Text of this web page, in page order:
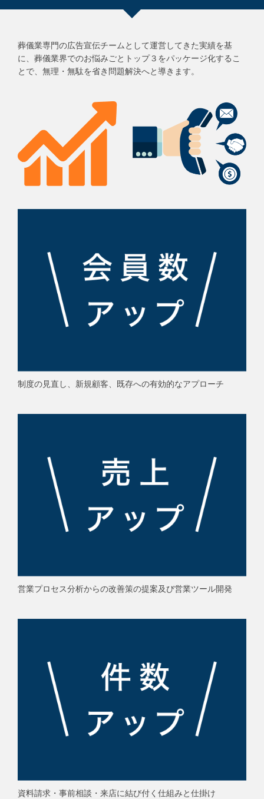
葬儀業専門の広告宣伝チームとして運営してきた実績を基
に、葬儀業界でのお悩みごとトップ３をパッケージ化するこ
とで、無理・無駄を省き問題解決へと導きます。
制度の見直し、新規顧客、既存への有効的なアプローチ
営業プロセス分析からの改善策の提案及び営業ツール開発
資料請求・事前相談・来店に結び付く仕組みと仕掛け